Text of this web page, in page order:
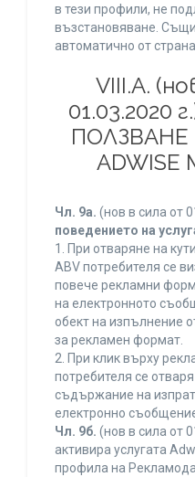
в тези профили, не
възстановяване.
автоматично от
VIII.A.
01.03.2020
ПОЛЗВАНЕ
ADWISE
Чл. 9а. (нов в сила от
поведението на
1. При отваряне на
ABV потребителя се
повече рекламни
на електронното
обект на изпълнение
за рекламен формат.
2. При клик върху
потребителя се
съдържание на
електронно
Чл. 9б. (нов в сила от
активира услугата
профила на